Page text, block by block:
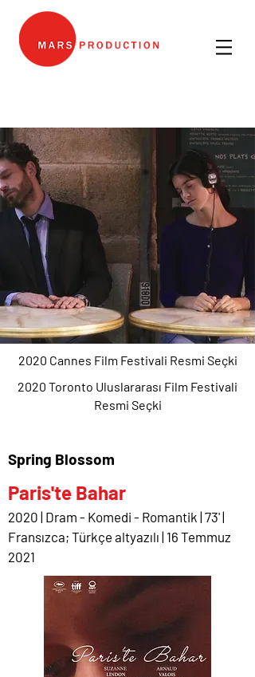
2020 Cannes Film Festivali Resmi Seçki
2020 Toronto Uluslararası Film Festivali
Resmi Seçki
Spring Blossom
Paris'te Bahar
2020 | Dram - Komedi - Romantik | 73' |
Fransızca; Türkçe altyazılı | 16 Temmuz
2021